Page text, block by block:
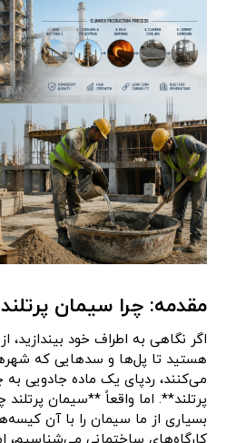
مقدمه: چرا سیمان
اگر نگاهی به اطراف خود بیندازید،
هستید تا پل‌ها و سدهایی که
می‌کنند، ردپای یک ماده جادویی
پرتلند**. اما واقعاً **سیمان
بسیاری از ما سیمان را با آن